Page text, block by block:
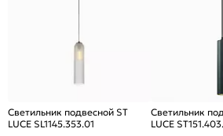
Светильник подвесной ST
LUCE SL1145.353.01
Светильник
LUCE